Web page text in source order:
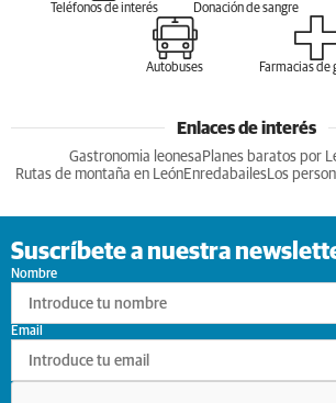
Teléfonos de interés Donación de sangre
Autobuses Farmacias de
Enlaces de interés
Gastronomia leonesa Planes baratos por
Rutas de montaña en LeónEnredabailesLos
Suscríbete a nuestra
Nombre
Email